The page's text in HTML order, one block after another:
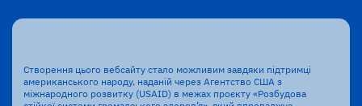
Створення цього вебсайту стало можливим завдяки підтримці
американського народу, наданій через Агентство США з
міжнародного розвитку (USAID) в межах проєкту «Розбудова